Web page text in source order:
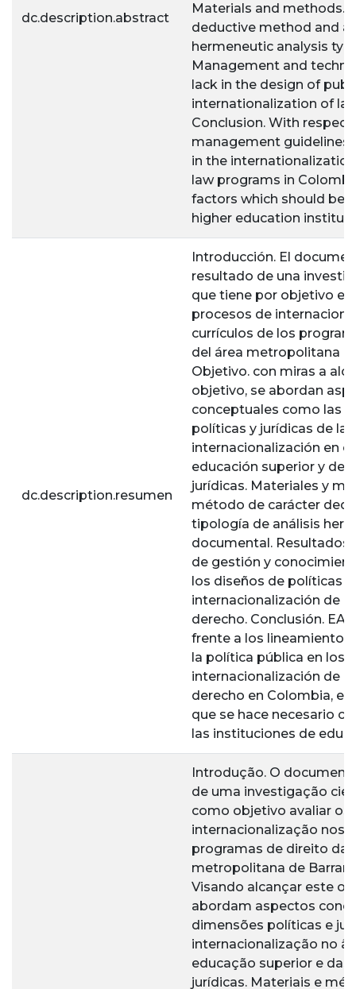
dc.description.abstract
Materials and methods.
deductive method and a
hermeneutic analysis
Management and
lack in the design of
internationalization of
Conclusion. With respect
management guidelines
in the
law programs in
factors which should be
higher education
dc.description.resumen
Introducción. El
resultado de una
que tiene por objetivo
procesos de
currículos de los
del área metropolitana
Objetivo. con miras a
objetivo, se abordan
conceptuales como las
políticas y jurídicas de la
internacionalización en
educación superior y de
jurídicas. Materiales y
método de carácter
tipología de análisis
documental. Resultados.
de gestión y
los diseños de políticas
internacionalización de
derecho. Conclusión.
frente a los lineamientos
la política pública en los
internacionalización de
derecho en Colombia,
que se hace necesario
las instituciones de
Introdução. O
de uma investigação
como objetivo avaliar os
internacionalização nos
programas de direito da
metropolitana de
Visando alcançar este
abordam aspectos
dimensões políticas e
internacionalização no
educação superior e das
jurídicas. Materiais e